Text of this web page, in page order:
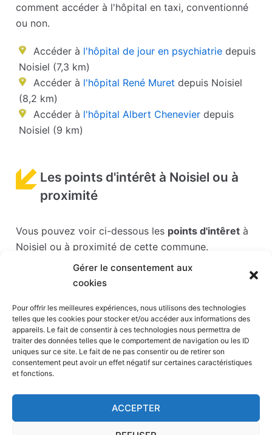
Gérer le consentement aux
cookies
Pour offrir les meilleures expériences, nous utilisons des technologies
telles que les cookies pour stocker et/ou accéder aux informations des
appareils. Le fait de consentir à ces technologies nous permettra de
traiter des données telles que le comportement de navigation ou les ID
uniques sur ce site. Le fait de ne pas consentir ou de retirer son
consentement peut avoir un effet négatif sur certaines caractéristiques
et fonctions.
ACCEPTER
comment accéder à l'hôpital en taxi, conventionné
ou non.
Accéder à l'hôpital de jour en psychiatrie depuis
Noisiel (7,3 km)
Accéder à l'hôpital René Muret depuis Noisiel
(8,2 km)
Accéder à l'hôpital Albert Chenevier depuis
Noisiel (9 km)
Les points d'intérêt à Noisiel ou à
proximité
Vous pouvez voir ci-dessous les points d'intêret à
Noisiel ou à proximité de cette commune.
Les points d'intérêts sont généralement bien
desservis en matière de transports. Si vous cliquez
sur l'un des liens ci-dessous, vous en saurez plus
sur l'accessibilité en taxi et la proximité des
stations de taxis du point d'intérêt en question.
Presqu’île(1,7 km)
Hippodrome de Paris-Vincennes(8,5 km)
(8,5 km)
Parc Zoologique de Paris(10 km)